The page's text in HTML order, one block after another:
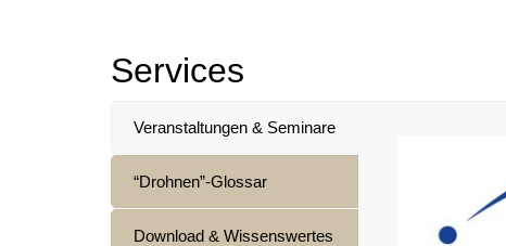
Services
Veranstaltungen & Seminare
“Drohnen”-Glossar
Download & Wissenswertes